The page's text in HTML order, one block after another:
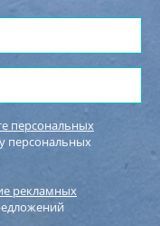
персональных
персональных
рекламных